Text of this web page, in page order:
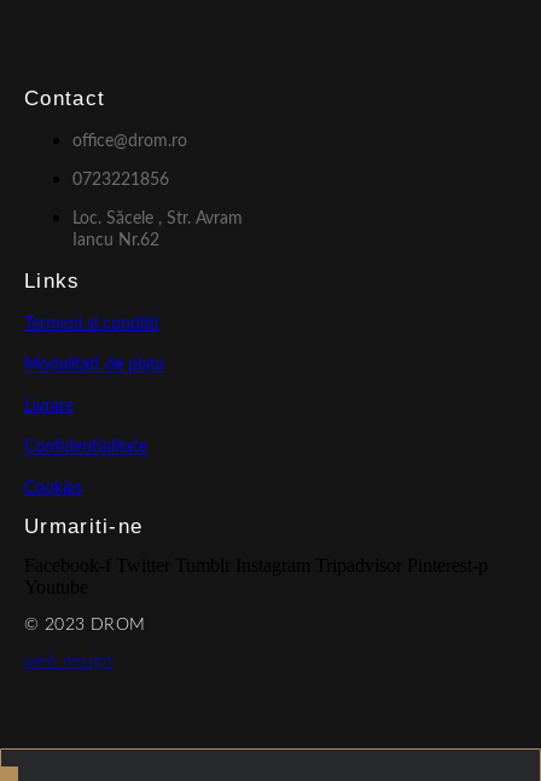
Contact
office@drom.ro
0723221856
Loc. Săcele , Str. Avram
Iancu Nr.62
Links
Termeni si conditii
Modalitati de plata
Livrare
Confidentialitate
Cookies
Urmariti-ne
© 2023 DROM
web design